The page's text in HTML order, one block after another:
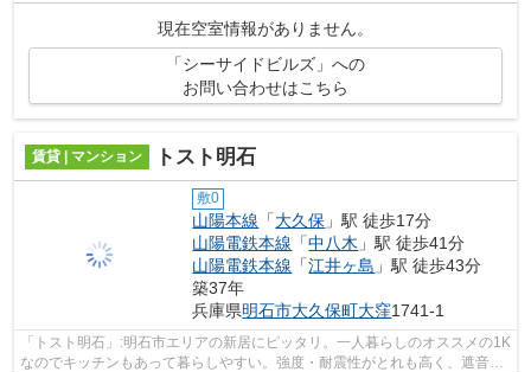
現在空室情報がありません。
「シーサイドビルズ」への
お問い合わせはこちら
賃貸 | マンション トスト明石
敷0
山陽本線 「大久保 」駅 徒歩17分
山陽電鉄本線 「中八木 」駅 徒歩41分
山陽電鉄本線 「江井ヶ島 」駅 徒歩43分
築37年
兵庫県明石市大久保町大窪1741-1
「トスト明石」:明石市エリアの新居にピッタリ。一人暮らしのオススメの1K
なのでキッチンもあって暮らしやすい。強度・耐震性がとれも高く、遮音性